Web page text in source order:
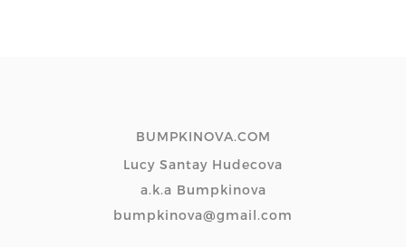
BUMPKINOVA.COM
Lucy Santay Hudecova
a.k.a Bumpkinova
bumpkinova@gmail.com